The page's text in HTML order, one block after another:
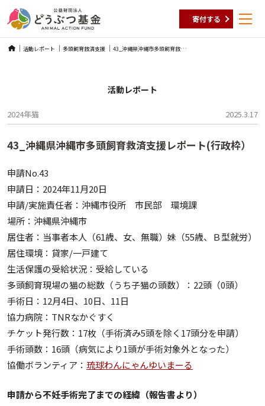
Skip
寄付する
活動レポート 多頭飼育救済支援 4
3_沖縄県沖縄市多頭飼育救済支援レポート(行政枠）
活動レポート
2024年猫 2025.3.17
43_沖縄県沖縄市多頭飼育救済支援レポート(行政枠）
申請No.43
申請日：2024年11月20日
申請/実施責任者：沖縄市役所 市民部 環境課
場所：沖縄県沖縄市
居住者：当事者本人（61歳、女、無職）妹（55歳、Ｂ型就労）
居住環境：貸家/一戸建て
生活保護の受給状況：受給している
多頭飼育現場の猫の総数（うち子猫の頭数）：22頭（0頭）
手術日：12月4日、10日、11日
協力病院：TNRなかぐすく
チケット発行数：17枚（手術済み5頭を除く17頭分を申請）
手術頭数：16頭（病気により1頭が手術対象外となった）
協働ボランティア： 琉球わんにゃんゆいまーる
申請から不妊手術完了までの経緯（報告書より）